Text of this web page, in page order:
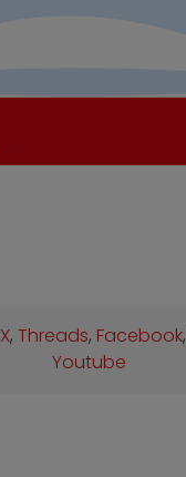
X,Threads, Facebook,
Youtube